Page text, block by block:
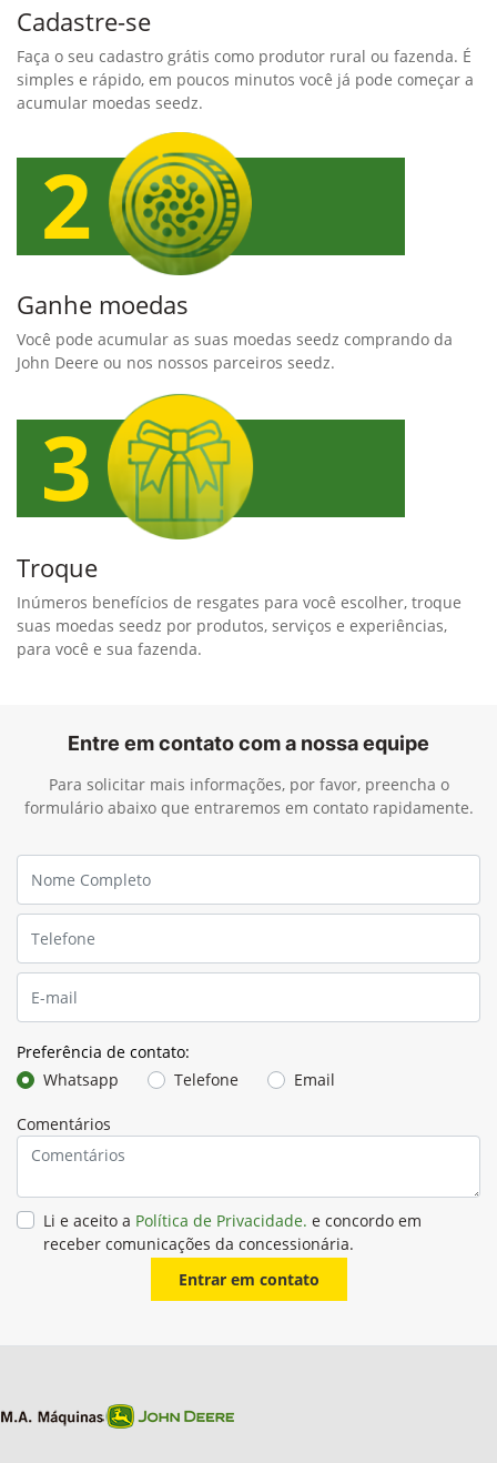
Cadastre-se
Faça o seu cadastro grátis como produtor rural ou fazenda. É
simples e rápido, em poucos minutos você já pode começar a
acumular moedas seedz.
Ganhe moedas
Você pode acumular as suas moedas seedz comprando da
John Deere ou nos nossos parceiros seedz.
Troque
Inúmeros benefícios de resgates para você escolher, troque
suas moedas seedz por produtos, serviços e experiências,
para você e sua fazenda.
Entre em contato com a nossa equipe
Para solicitar mais informações, por favor, preencha o
formulário abaixo que entraremos em contato rapidamente.
Preferência de contato:
Whatsapp
Telefone Email
Comentários
Li e aceito a Política de Privacidade. e concordo em
receber comunicações da concessionária.
Entrar em contato